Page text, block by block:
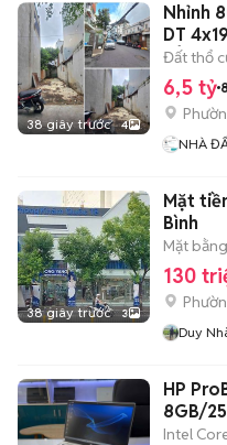
38 giây trước 4
Nhỉnh
DT
TỶ
Đất thổ
6,5 tỷ
NHÀ
38 giây trước 3
Mặt
Bình
Mặt
130
Duy
HP
8GB/
Intel